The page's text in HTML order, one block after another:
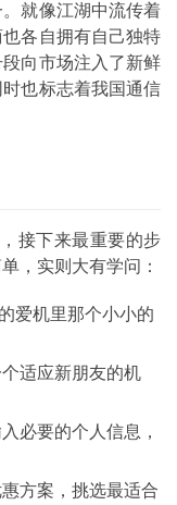
就像江湖中流传着
各自拥有自己独特
向市场注入了新鲜
也标志着我国通信
接下来最重要的步
，实则大有学问：
爱机里那个小小的
适应新朋友的机
必要的个人信息，
方案，挑选最适合